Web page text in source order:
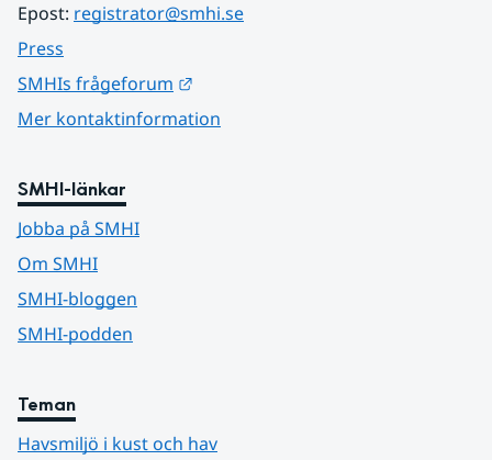
Epost: registrator@smhi.se
Press
SMHIs frågeforum
Mer kontaktinformation
SMHI-länkar
Jobba på SMHI
Om SMHI
SMHI-bloggen
SMHI-podden
Teman
Havsmiljö i kust och hav